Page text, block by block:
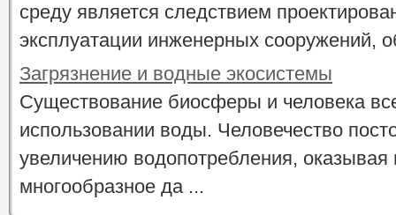
среду является следствием
эксплуатации инженерных сооружений,
Загрязнение и водные экосистемы
Существование биосферы и человека
использовании воды. Человечество
увеличению водопотребления,
многообразное да ...